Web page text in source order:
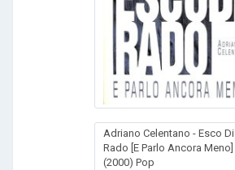
Adriano Celentano - Esco Di
Rado [E Parlo Ancora Meno]
(2000) Pop